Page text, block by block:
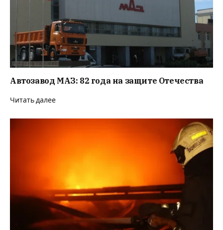
Автозавод МАЗ: 82 года на защите Отечества
Читать далее